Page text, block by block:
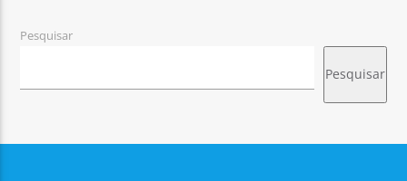
Pesquisar
Pesquisar